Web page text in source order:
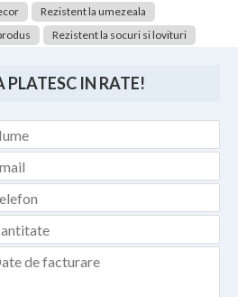
Rezistent la umezeala
Rezistent la socuri si lovituri
PLATESC IN RATE!